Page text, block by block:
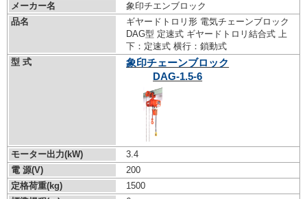
メーカー名
象印チエンブロック
品名
ギヤードトロリ形 電気チェーンブロック
DAG型 定速式 ギヤードトロリ結合式 上
下：定速式 横行：鎖動式
型 式
象印チェーンブロック
DAG-1.5-6
モーター出力(kW)
3.4
電 源(V)
200
定格荷重(kg)
1500